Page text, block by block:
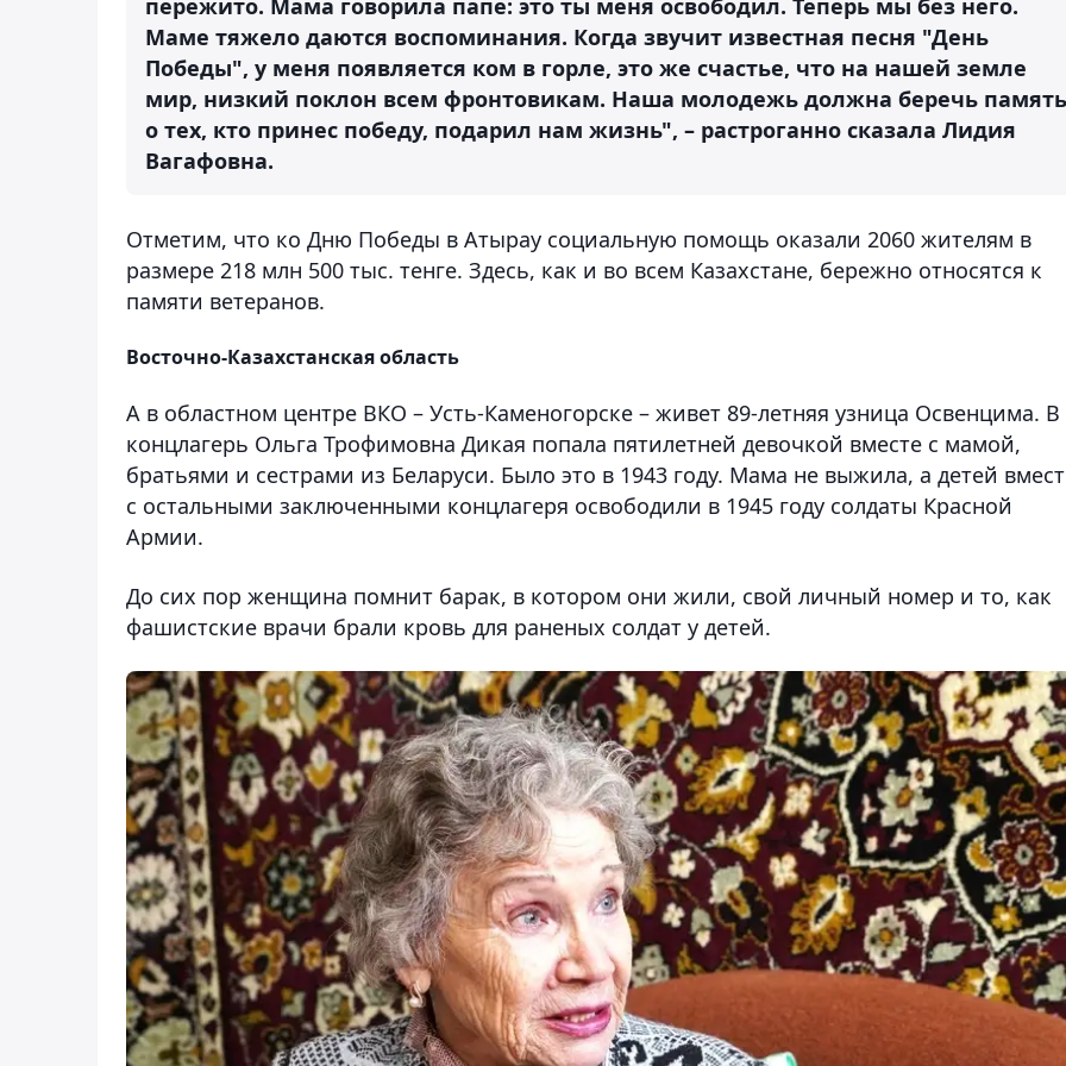
Маме тяжело даются воспоминания. Когда звучит известная песня "День
Победы", у меня появляется ком в горле, это же счастье, что на нашей земле
мир, низкий поклон всем фронтовикам. Наша молодежь должна беречь память
о тех, кто принес победу, подарил нам жизнь", – растроганно сказала Лидия
Вагафовна.
Отметим, что ко Дню Победы в Атырау социальную помощь оказали 2060 жителям в
размере 218 млн 500 тыс. тенге. Здесь, как и во всем Казахстане, бережно относятся к
памяти ветеранов.
Восточно-Казахстанская область
А в областном центре ВКО – Усть-Каменогорске – живет 89-летняя узница Освенцима. В
концлагерь Ольга Трофимовна Дикая попала пятилетней девочкой вместе с мамой,
братьями и сестрами из Беларуси. Было это в 1943 году. Мама не выжила, а детей
с остальными заключенными концлагеря освободили в 1945 году солдаты Красной
Армии.
До сих пор женщина помнит барак, в котором они жили, свой личный номер и то, как
фашистские врачи брали кровь для раненых солдат у детей.